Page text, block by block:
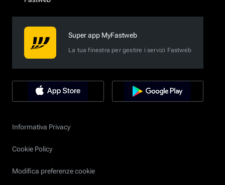
Super app MyFastweb
La tua finestra per gestire i servizi Fastweb
Informativa Privacy
Cookie Policy
Modifica preferenze cookie